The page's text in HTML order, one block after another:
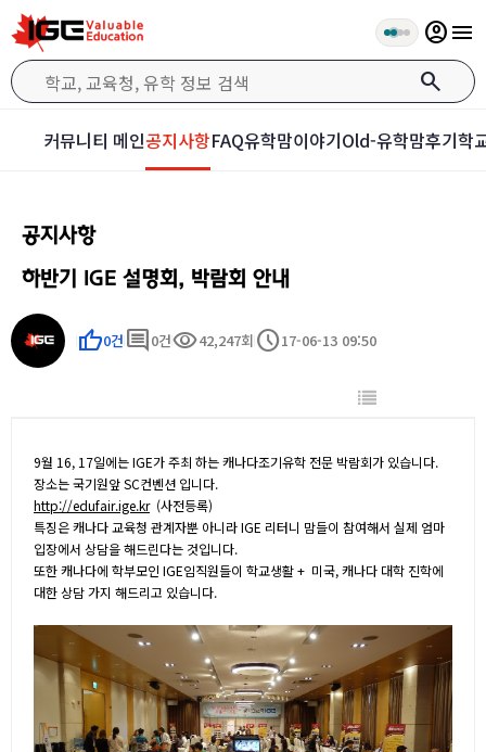
search
account_circlemenu
커뮤니티 메인공지사항FAQ유학맘이야기Old-유학맘후기학
공지사항
하반기 IGE 설명회, 박람회 안내
thumb_up0건 comment 0건visibility42,247회 schedule17-06-13 09:50
9월 16, 17일에는 IGE가 주최 하는 캐나다조기유학 전문 박람회가 있습니다.
장소는 국기원앞 SC컨벤션 입니다.
http://edufair.ige.kr(사전등록)
특징은 캐나다 교육청 관계자뿐 아니라 IGE 리터니 맘들이 참여해서 실제 엄마
입장에서 상담을 해드린다는 것입니다.
또한 캐나다에 학부모인 IGE임직원들이 학교생활 + 미국, 캐나다 대학 진학에
대한 상담 가지 해드리고 있습니다.